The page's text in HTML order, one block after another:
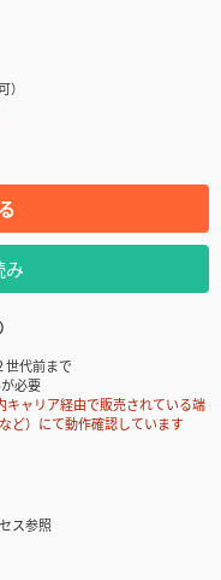
）
み
世代前まで
必要
ャリア経由で販売されている端
ど）にて動作確認しています
ス参照